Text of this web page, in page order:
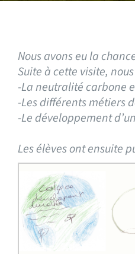
Nous avons eu la
Suite à cette visite,
-La neutralité carbone
-Les différents métiers
-Le développement
Les élèves ont ensuite